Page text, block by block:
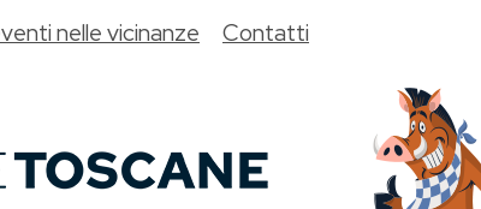
nelle vicinanze Contatti